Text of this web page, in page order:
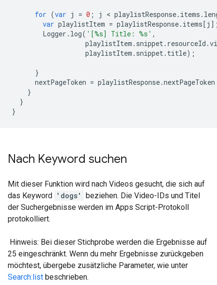
for (var j = 0 ; j < playlistResponse. items .
var playlistItem = playlistResponse. items[ j
Logger . log( '[%s] Title: %s ' ,
playlistItem . snippet. resourceId .
playlistItem . snippet. title);
}
nextPageToken = playlistResponse.nextPageToken
}
}
}
Nach Keyword suchen
Mit dieser Funktion wird nach Videos gesucht, die sich auf
das Keyword 'dogs'
beziehen. Die Video-IDs und Titel
der Suchergebnisse werden im Apps Script-Protokoll
protokolliert.
Hinweis: Bei dieser Stichprobe werden die Ergebnisse auf
25 eingeschränkt. Wenn du mehr Ergebnisse zurückgeben
möchtest, übergebe zusätzliche Parameter, wie unter
Search:list beschrieben.